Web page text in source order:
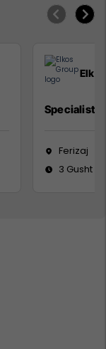
Specialist
Ferizaj
3 Gusht